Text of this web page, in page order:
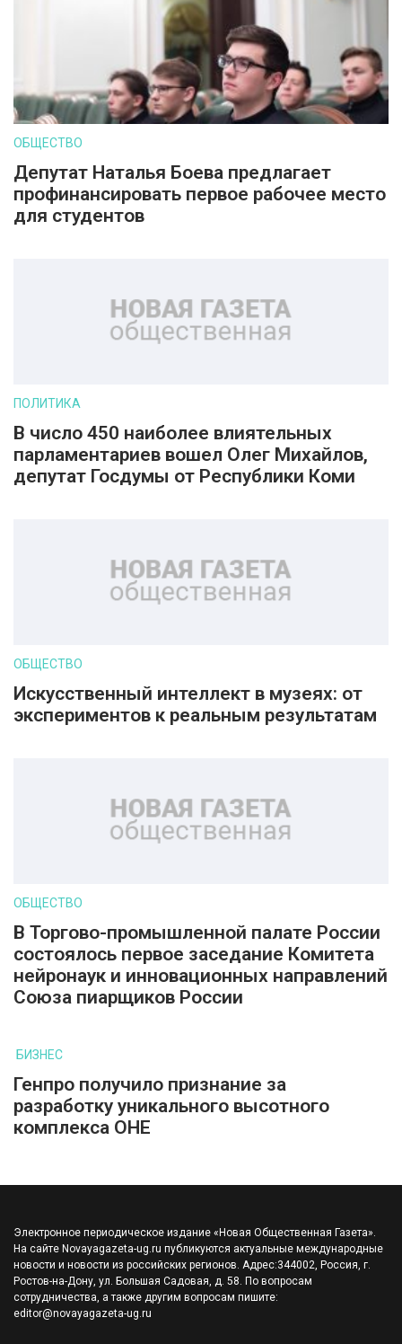
ОБЩЕСТВО
Депутат Наталья Боева предлагает
профинансировать первое рабочее место
для студентов
ПОЛИТИКА
В число 450 наиболее влиятельных
парламентариев вошел Олег Михайлов,
депутат Госдумы от Республики Коми
ОБЩЕСТВО
Искусственный интеллект в музеях: от
экспериментов к реальным результатам
ОБЩЕСТВО
В Торгово-промышленной палате России
состоялось первое заседание Комитета
нейронаук и инновационных направлений
Союза пиарщиков России
БИЗНЕС
Генпро получило признание за
разработку уникального высотного
комплекса ОНЕ
Электронное периодическое издание «Новая Общественная Газета».
На сайте Novayagazeta-ug.ru публикуются актуальные международные
новости и новости из российских регионов. Адрес:344002, Россия, г.
Ростов-на-Дону, ул. Большая Садовая, д. 58. По вопросам
сотрудничества, а также другим вопросам пишите:
editor@novayagazeta-ug.ru